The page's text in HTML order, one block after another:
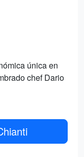
única en
chef Dario